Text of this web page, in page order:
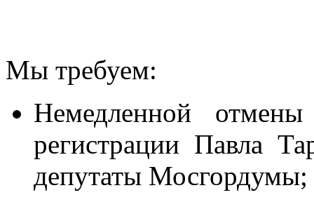
Мы требуем:
Немедленной
регистрации Павла
депутаты Мосгордумы;